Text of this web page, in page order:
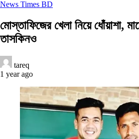
News Times BD
মোস্তাফিজের খেলা নিয়ে ধোঁয়াশা,
তাসকিনও
tareq
1 year ago